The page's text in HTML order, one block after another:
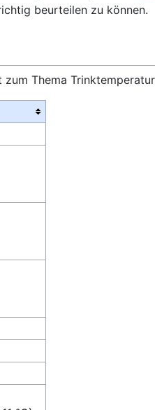
beurteilen zu können.
zum Thema